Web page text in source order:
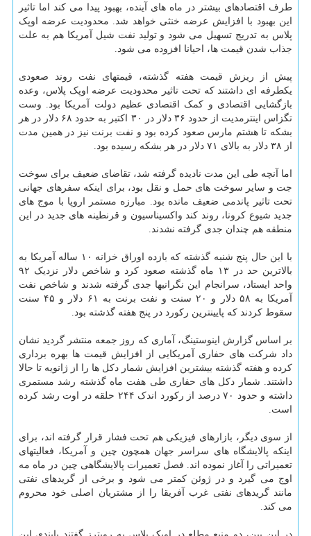
طرف اقتصادهای بیشتر در ماه های آینده، بهبود پیدا می کند اما تاثیر
این بهبود با افزایش عرضه خنثی خواهد شد. محدودیت عرضه اوپک
پلاس به تدریج تسهیل می شود و تولید نفت شیل آمریکا هم به علت
جذاب شدن قیمت ها، احیانا افزوده می شود.
پیش از ریزش قیمت هفته گذشته، قیمتهای نفت روند صعودی
یکطرفه ای داشتند که تحت تاثیر محدودیت عرضه اوپک پلاس، وعده
بازگشایی اقتصادی و کمک اقتصادی عظیم دولت آمریکا بود. وست
تگزاس اینترمدیت از حدود ۳۶ دلار در ۳۰ اکتبر به حدود ۶۸ دلار در هر
بشکه تا هشتم مارس صعود کرده بود و نفت برنت نیز در همین مدت
از ۳۸ دلار به بالای ۷۱ دلار در هر بشکه رسیده بود.
اما آنچه طی این مدت نادیده گرفته شد، تقاضای ضعیف برای سوخت
جت و سایر سوخت های حمل و نقل بود، برای اینکه سفرهای جهانی
تحت تاثیر پاندمی ضعیف مانده بود. مبارزه مستمر اروپا با موج های
جدید شیوع کرونا، روند کند واکسیناسیون و قرنطینه های جدید در این
منطقه هم چندان جدی گرفته نشدند.
با این حال پنج شنبه گذشته که بازده اوراق خزانه ۱۰ ساله آمریکا به
بالاترین حد در ۱۳ ماه گذشته صعود کرد و شاخص دلار نزدیک ۹۲
واحد ایستاد، سرانجام این نگرانیها جدی گرفته شدند و شاخص نفت
آمریکا به ۵۸ دلار و ۲۰ سنت و نفت برنت به ۶۱ دلار و ۴۵ سنت
سقوط کردند که پایینترین رکورد در پنج هفته گذشته بود.
بر اساس گزارش اینوستینگ، آماری که روز جمعه منتشر گردید نشان
داد شرکت های حفاری آمریکایی از افزایش قیمت ها بهره برداری
کرده و هفته گذشته بیشترین افزایش شمار دکل ها را از ژانویه تا حالا
داشتند. شمار دکل های حفاری طی هفت ماه گذشته رشد مستمری
داشته و حدود ۷۰ درصد از رکورد اندک ۲۴۴ حلقه در اوت رشد کرده
است.
از سوی دیگر، بازارهای فیزیکی هم تحت فشار قرار گرفته اند، برای
اینکه پالایشگاه های سراسر جهان همچون چین و آمریکا، فعالیتهای
تعمیراتی را آغاز نموده اند. فصل تعمیرات پالایشگاهی چین در ماه مه
اوج می گیرد و در ژوئن کمتر می شود و برخی از گریدهای نفتی
مانند گریدهای نفتی غرب آفریقا را از مشتریان اصلی خود محروم
می کند.